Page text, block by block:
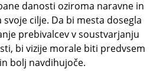
danosti oziroma naravne in
cilje. Da bi mesta dosegla
prebivalcev v soustvarjanju
bi vizije morale biti predvsem
bolj navdihujoče.